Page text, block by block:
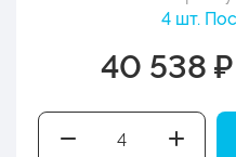
4 шт.
40 538 ₽